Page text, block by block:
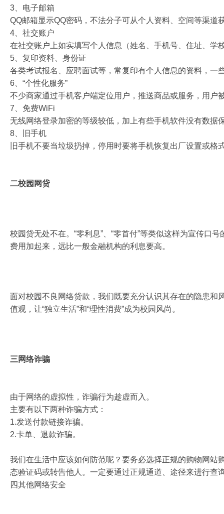
3、电子邮箱
QQ邮箱显示QQ密码，不法分子可从个人资料、空间等渠
4、社交账户
在社交账户上如实填写个人信息（姓名、手机号、住址、
5、复印资料、身份证
各类考试报名、应聘面试等，常复印有个人信息的资料，
6、“个性化服务”
不少商家通过手机客户端定位用户，推送商品或服务，用户
7、免费WiFi
无线网络登录加密的等级较低，加上有些手机软件没有数
8、旧手机
旧手机不要当垃圾扔掉，停用时要将手机恢复出厂设置或
二校园网贷
校园贷无处不在。“零利息”、“零首付”等类似这样为宣传口
费用加起来，远比一般金融机构的利息要高。
面对校园不良网络贷款，我们既要充分认识其存在的隐患和
值观，让“独立生活”和“理性消费”成为校园风尚。
三网络诈骗
由于网络的虚拟性，诈骗行为趁虚而入。
主要有以下两种诈骗方式：
1.发送付款链接诈骗。
2.卡单、退款诈骗。
我们在生活中应该如何防范呢？要务必选择正规的购物网
态验证码或转告他人。一定要通过正规通道、途径来进行查
四其他网络安全